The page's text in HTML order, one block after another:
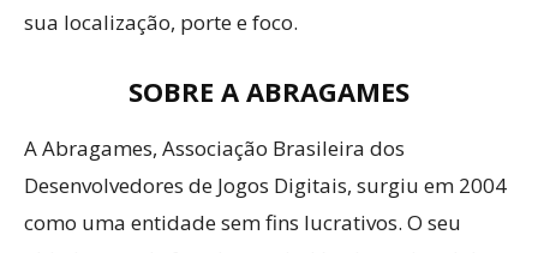
sua localização, porte e foco.
SOBRE A ABRAGAMES
A Abragames, Associação Brasileira dos
Desenvolvedores de Jogos Digitais, surgiu em 2004
como uma entidade sem fins lucrativos. O seu